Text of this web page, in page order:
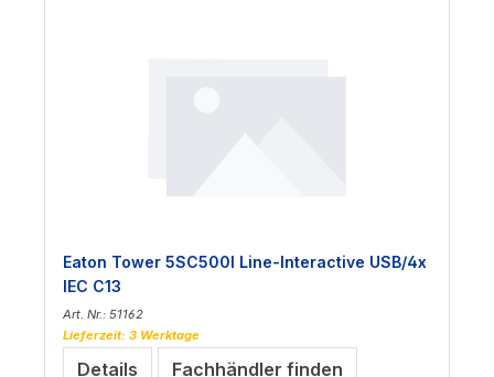
Eaton Tower 5SC500I Line-Interactive USB/4x
IEC C13
Art. Nr.: 51162
Lieferzeit: 3 Werktage
Details Fachhändler finden